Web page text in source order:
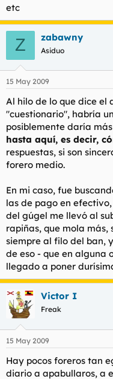
etc
Z zabawny
Asiduo
15 May 2009
Al hilo de lo que dice el
"cuestionario", habría
posiblemente daría
hasta aquí, es decir,
respuestas, si son
forero medio.
En mi caso, fue
las de pago en
del gúgel me llevó al
rapiñas, que mola
siempre al filo del ban,
de eso - que en alguna
llegado a poner
Victor I
Freak
15 May 2009
Hay pocos foreros tan
diario a apabullaros, a